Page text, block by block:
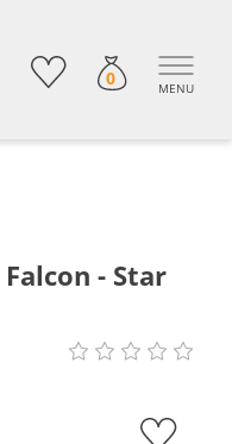
0 MENU
- Star